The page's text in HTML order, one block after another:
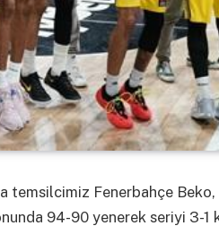
temsilcimiz Fenerbahçe
94-90 yenerek seriyi 3-1